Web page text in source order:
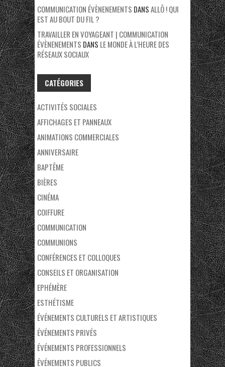
COMMUNICATION ÉVÈNENEMENTS DANSALLÔ ! QUI
EST AU BOUT DU FIL ?
TRAVAILLER EN VOYAGEANT | COMMUNICATION
ÉVÈNENEMENTS DANS LE MONDE À L’HEURE DES
RÉSEAUX SOCIAUX
CATÉGORIES
ACTIVITÉS SOCIALES
AFFICHAGES ET PANNEAUX
ANIMATIONS COMMERCIALES
ANNIVERSAIRE
BAPTÊME
BIÈRES
CINÉMA
COIFFURE
COMMUNICATION
COMMUNIONS
CONFÉRENCES ET COLLOQUES
CONSEILS ET ORGANISATION
EPHÉMÈRE
ESTHÉTISME
ÉVÉNEMENTS CULTURELS ET ARTISTIQUES
ÉVÉNEMENTS PRIVÉS
ÉVÉNEMENTS PROFESSIONNELS
ÉVÉNEMENTS PUBLICS